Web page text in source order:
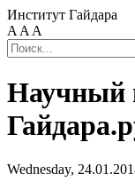
Институт Гайдара
A A A
Научный
Wednesday,